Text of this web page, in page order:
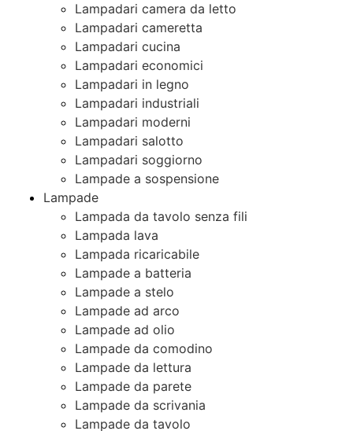
Lampadari camera da letto
Lampadari cameretta
Lampadari cucina
Lampadari economici
Lampadari in legno
Lampadari industriali
Lampadari moderni
Lampadari salotto
Lampadari soggiorno
Lampade a sospensione
Lampade
Lampada da tavolo senza fili
Lampada lava
Lampada ricaricabile
Lampade a batteria
Lampade a stelo
Lampade ad arco
Lampade ad olio
Lampade da comodino
Lampade da lettura
Lampade da parete
Lampade da scrivania
Lampade da tavolo